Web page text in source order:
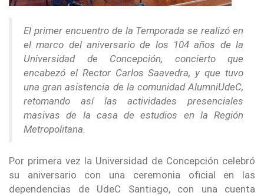
El primer encuentro de la Temporada se realizó en
el marco del aniversario de los 104 años de la
Universidad de Concepción, concierto que
encabezó el Rector Carlos Saavedra, y que tuvo
una gran asistencia de la comunidad AlumniUdeC,
retomando así las actividades presenciales
masivas de la casa de estudios en la Región
Metropolitana.
Por primera vez la Universidad de Concepción celebró
su aniversario con una ceremonia oficial en las
dependencias de UdeC Santiago, con una cuenta